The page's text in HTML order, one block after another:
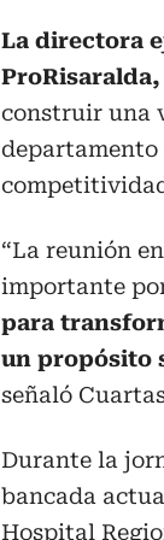
La directora
construir una
“La reunión
importante
para
un propósito
señaló
Durante la
bancada
Hospital